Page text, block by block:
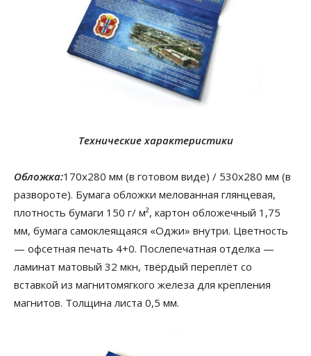
Технические характеристики
Обложка:170х280 мм (в готовом виде) / 530х280 мм (в
развороте). Бумага обложки мелованная глянцевая,
плотность бумаги 150 г/ м², картон обложечный 1,75
мм, бумага самоклеящаяся «Оджи» внутри. Цветность
— офсетная печать 4+0. Послепечатная отделка —
ламинат матовый 32 мкн, твёрдый переплёт со
вставкой из магнитомягкого железа для крепления
магнитов. Толщина листа 0,5 мм.